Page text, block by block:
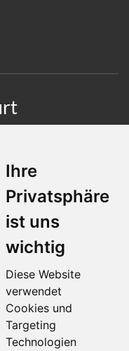
Ihre
Privatsphäre
ist uns
wichtig
Diese Website
verwendet
Cookies und
Targeting
Technologien